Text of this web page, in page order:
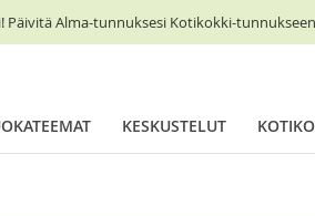
Alma-tunnuksesi Kotikokki-
KESKUSTELUT